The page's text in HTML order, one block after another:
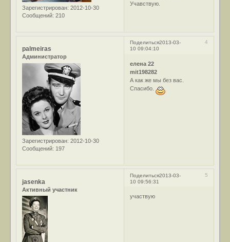
Зарегистрирован: 2012-10-30
Сообщений: 210
Учавствую.
Поделиться 4
2013-03-
10 09:04:10
palmeiras
Администратор
Зарегистрирован: 2012-10-30
Сообщений: 197
елена 22
mit198282
А как же мы без вас.
Спасибо.
Поделиться 5
2013-03-
10 09:56:31
jasenka
Активный участник
участвую